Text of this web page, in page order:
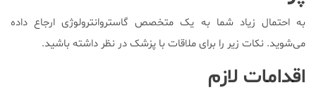
به احتمال زیاد شما به یک متخصص گاستروانترولوژی ارجاع داده
می‌شوید. نکات زیر را برای ملاقات با پزشک در نظر داشته باشید.
اقدامات لازم